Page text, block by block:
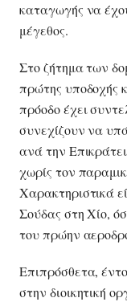
καταγωγής να
μέγεθος.
Στο ζήτημα των
πρώτης υποδοχής
πρόοδο έχει
συνεχίζουν να
ανά την
χωρίς τον
Χαρακτηριστικά
Σούδας στη Χίο,
του πρώην
Επιπρόσθετα,
στην διοικητική